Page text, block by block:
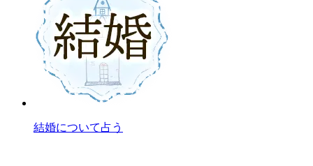
結婚について占う